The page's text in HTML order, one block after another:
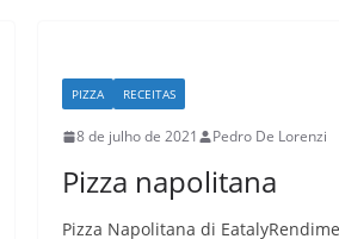
PIZZA RECEITAS
8 de julho de 2021 Pedro De Lorenzi
Pizza napolitana
Pizza Napolitana di